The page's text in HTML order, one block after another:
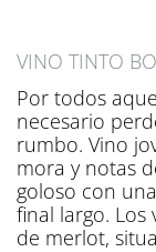
VINO TINTO
Por todos
necesario
rumbo. Vino
mora y notas
goloso con
final largo.
de merlot,